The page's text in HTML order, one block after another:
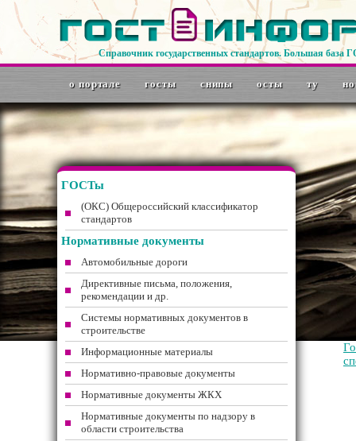
Справочник государственных стандартов. Большая база
о портале госты снипы осты ту
ГОСТы
(ОКС) Общероссийский классификатор
стандартов
Нормативные документы
Автомобильные дороги
Директивные письма, положения,
рекомендации и др.
Системы нормативных документов в
строительстве
Информационные материалы
Нормативно-правовые документы
Нормативные документы ЖКХ
Нормативные документы по надзору в
области строительства